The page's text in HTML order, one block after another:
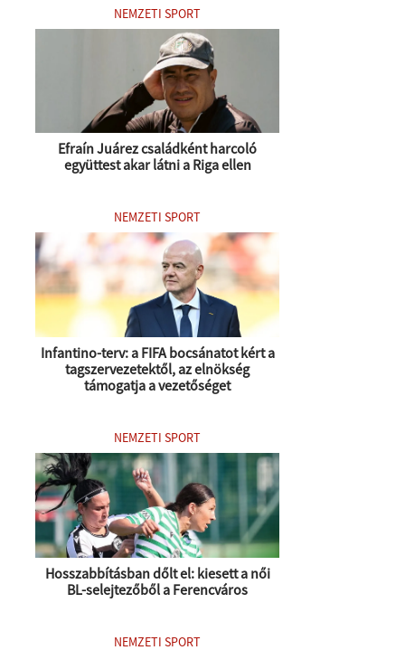
NEMZETI SPORT
Efraín Juárez családként harcoló
együttest akar látni a Riga ellen
NEMZETI SPORT
Infantino-terv: a FIFA bocsánatot kért a
tagszervezetektől, az elnökség
támogatja a vezetőséget
NEMZETI SPORT
Hosszabbításban dőlt el: kiesett a női
BL-selejtezőből a Ferencváros
NEMZETI SPORT